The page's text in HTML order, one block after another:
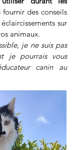
fournir des conseils
sur
animaux.
je ne suis pas
je pourrais vous
canin au